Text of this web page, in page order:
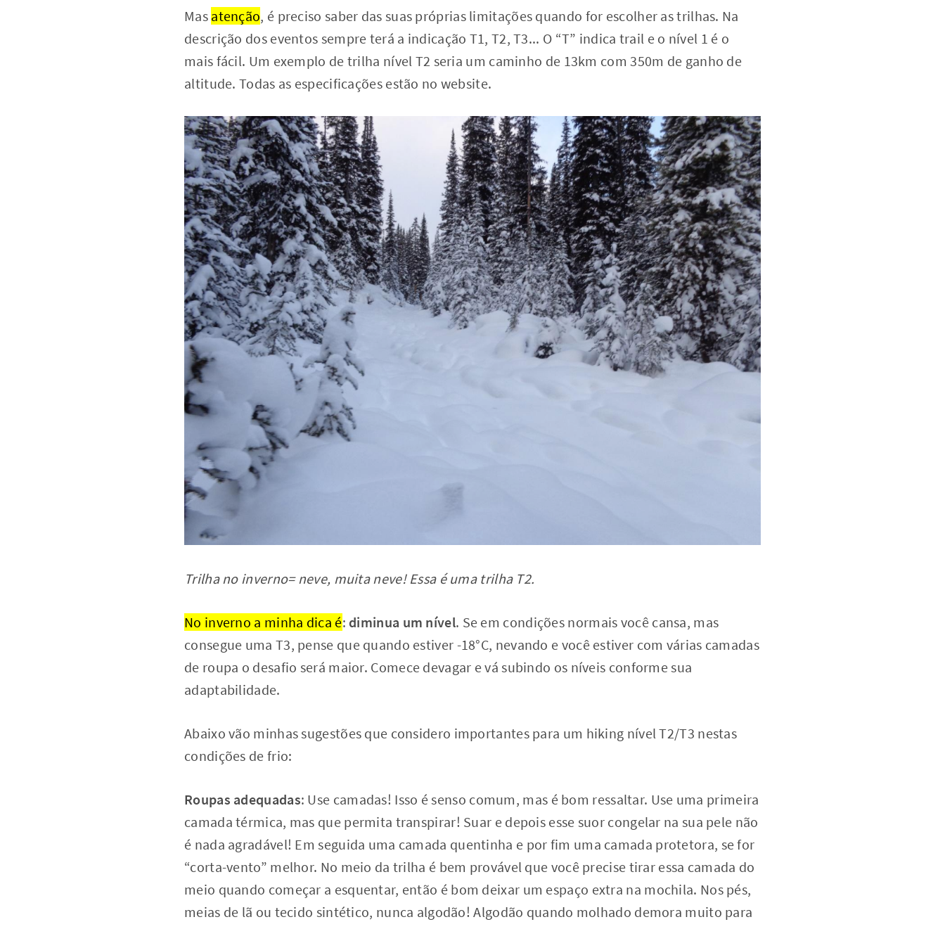
Mas atenção, é preciso saber das suas próprias limitações quando for escolher as trilhas. Na
descrição dos eventos sempre terá a indicação T1, T2, T3... O “T” indica trail e o nível 1 é o
mais fácil. Um exemplo de trilha nível T2 seria um caminho de 13km com 350m de ganho de
altitude. Todas as especificações estão no website.
Trilha no inverno= neve, muita neve! Essa é uma trilha T2.
No inverno a minha dica é: diminua um nível. Se em condições normais você cansa, mas
consegue uma T3, pense que quando estiver -18°C, nevando e você estiver com várias camadas
de roupa o desafio será maior. Comece devagar e vá subindo os níveis conforme sua
adaptabilidade.
Abaixo vão minhas sugestões que considero importantes para um hiking nível T2/T3 nestas
condições de frio:
Roupas adequadas: Use camadas! Isso é senso comum, mas é bom ressaltar. Use uma primeira
camada térmica, mas que permita transpirar! Suar e depois esse suor congelar na sua pele não
é nada agradável! Em seguida uma camada quentinha e por fim uma camada protetora, se for
“corta-vento” melhor. No meio da trilha é bem provável que você precise tirar essa camada do
meio quando começar a esquentar, então é bom deixar um espaço extra na mochila. Nos pés,
meias de lã ou tecido sintético, nunca algodão! Algodão quando molhado demora muito para